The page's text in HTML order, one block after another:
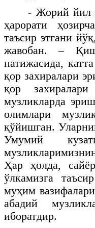
- Жорий йил
ҳарорати
таъсир этгани
жавобан. –
натижасида,
қор захиралари
қор
музликларда
олимлари
қўйишган.
Умумий
Ҳар ҳолда,
ўлкамизга
муҳим
абадий
иборатдир.